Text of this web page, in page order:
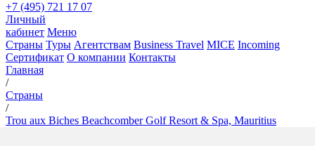
+7 (495) 721 17 07
Личный
кабинет Меню
Страны Туры Агентствам Business Travel MICE Incoming
Сертификат О компании Контакты
Главная
/
Страны
/
Trou aux Biches Beachcomber Golf Resort & Spa, Mauritius